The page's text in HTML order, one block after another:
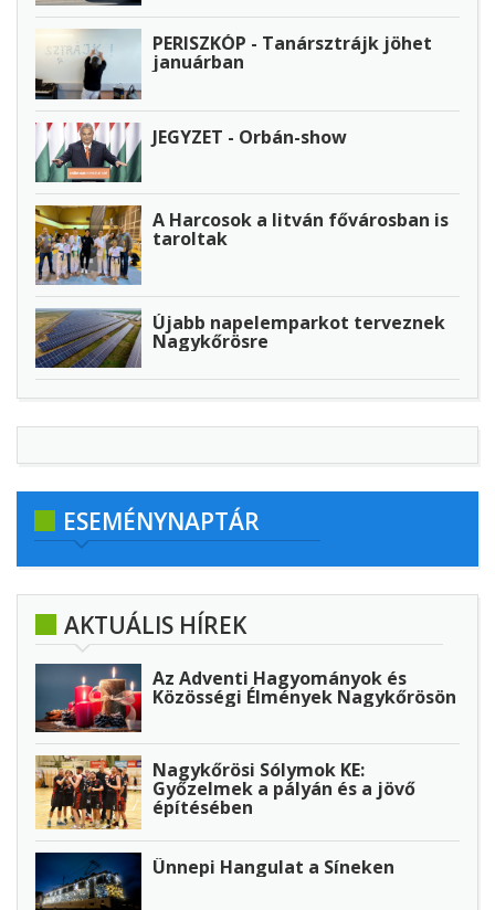
PERISZKÓP - Tanársztrájk jöhet
januárban
JEGYZET - Orbán-show
A Harcosok a litván fővárosban is
taroltak
Újabb napelemparkot terveznek
Nagykőrösre
ESEMÉNYNAPTÁR
AKTUÁLIS HÍREK
Az Adventi Hagyományok és
Közösségi Élmények Nagykőrösön
Nagykőrösi Sólymok KE:
Győzelmek a pályán és a jövő
építésében
Ünnepi Hangulat a Síneken